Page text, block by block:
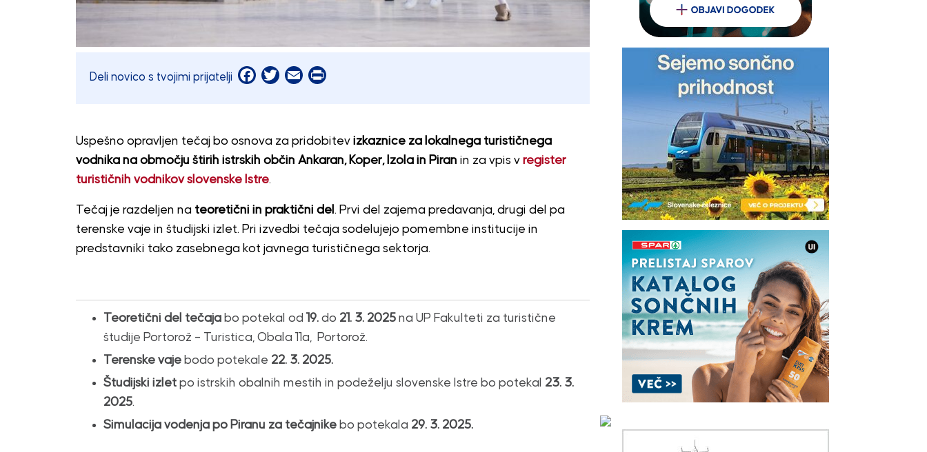
Deli novico s tvojimi prijatelji Facebook
Twitter
EmailPrint
Uspešno opravljen tečaj bo osnova za pridobitev izkaznice za lokalnega turističnega
vodnika na območju štirih istrskih občin Ankaran, Koper, Izola in Piran in za vpis v register
turističnih vodnikov slovenske Istre.
Tečaj je razdeljen na teoretični in praktični del . Prvi del zajema predavanja, drugi del pa
terenske vaje in študijski izlet. Pri izvedbi tečaja sodelujejo pomembne institucije in
predstavniki tako zasebnega kot javnega turističnega sektorja.
Teoretični del tečajabo potekal od 19. do 21. 3. 2025 na UP Fakulteti za turistične
študije Portorož – Turistica, Obala 11a, Portorož.
Terenske vaje bodo potekale 22. 3. 2025.
Študijski izlet po istrskih obalnih mestih in podeželju slovenske Istre bo potekal 23. 3.
2025.
Simulacija vodenja po Piranu za tečajnike bo potekala 29. 3. 2025.